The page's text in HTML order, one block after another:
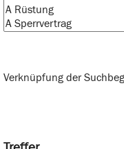
Verknüpfung der